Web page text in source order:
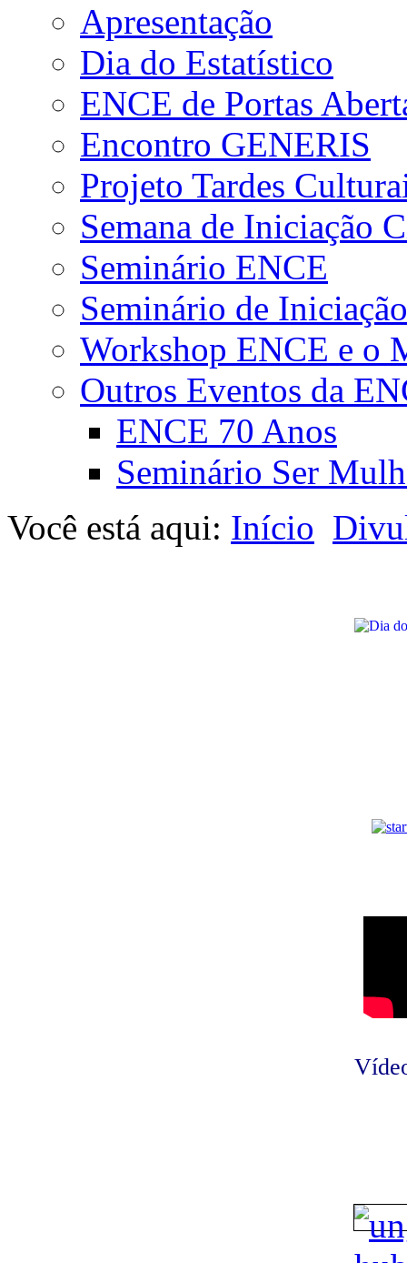
Apresentação
Dia do Estatístico
ENCE de Portas
Encontro GENERIS
Projeto Tardes
Semana de Iniciação
Seminário ENCE
Seminário de
Workshop ENCE e o
Outros Eventos da
ENCE 70 Anos
Seminário Ser
Você está aqui: Início